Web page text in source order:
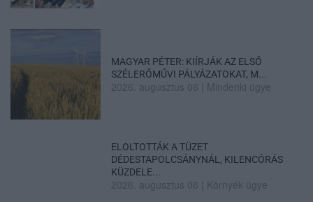
MAGYAR PÉTER: KIÍRJÁK AZ ELSŐ
SZÉLERŐMŰVI PÁLYÁZATOKAT, M...
2026. augusztus 06 Mindenki ügye
ELOLTOTTÁK A TÜZET
DÉDESTAPOLCSÁNYNÁL, KILENCÓRÁS
KÜZDELE...
2026. augusztus 06 Környék ügye